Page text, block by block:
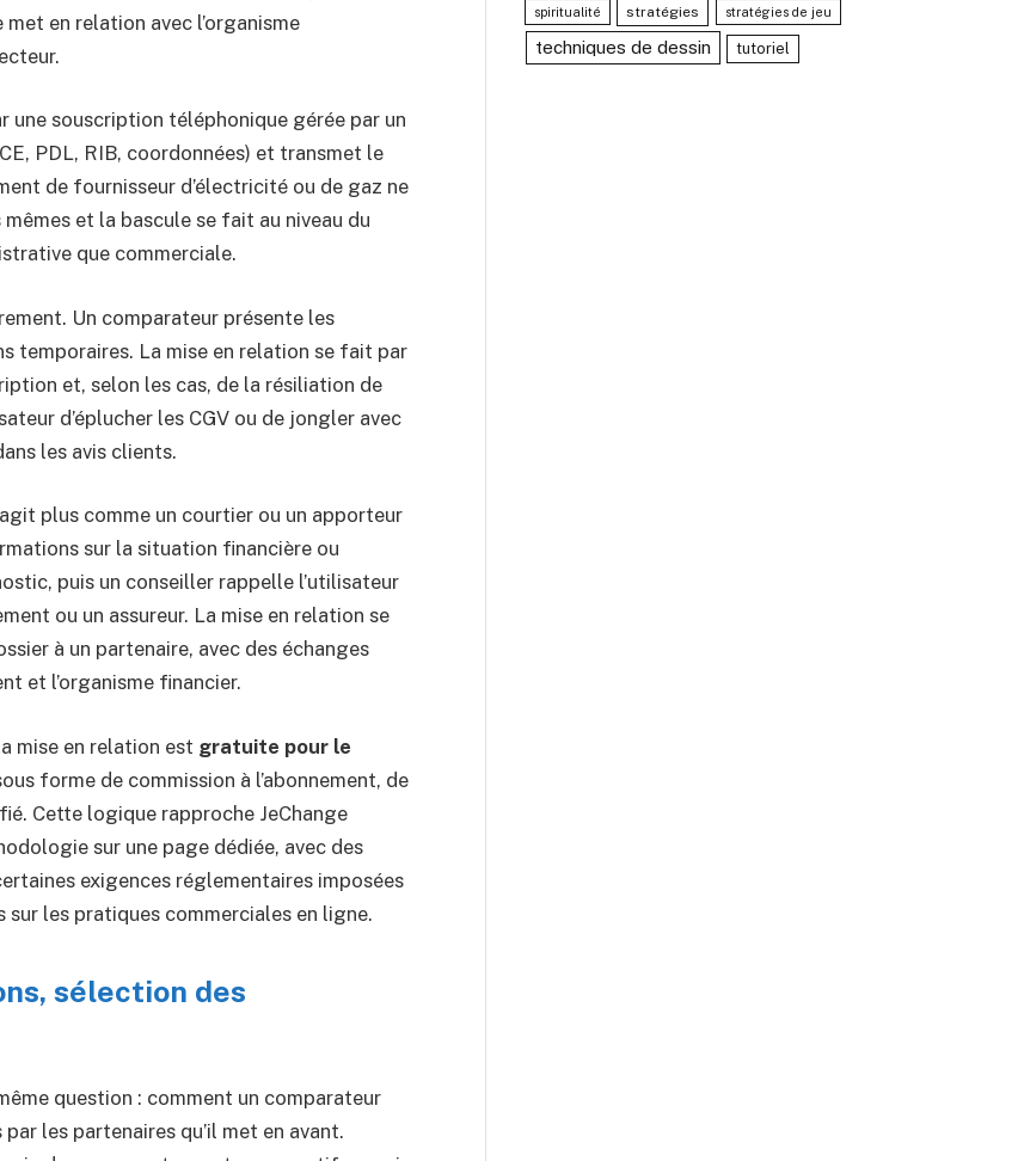
en relation avec l’organisme
une souscription téléphonique gérée par un
PDL, RIB, coordonnées) et transmet le
de fournisseur d’électricité ou de gaz ne
et la bascule se fait au niveau du
que commerciale.
Un comparateur présente les
temporaires. La mise en relation se fait par
et, selon les cas, de la résiliation de
d’éplucher les CGV ou de jongler avec
les avis clients.
plus comme un courtier ou un apporteur
sur la situation financière ou
puis un conseiller rappelle l’utilisateur
ou un assureur. La mise en relation se
à un partenaire, avec des échanges
et l’organisme financier.
mise en relation est gratuite pour le
forme de commission à l’abonnement, de
Cette logique rapproche JeChange
sur une page dédiée, avec des
exigences réglementaires imposées
les pratiques commerciales en ligne.
sélection des
question : comment un comparateur
les partenaires qu’il met en avant.
spiritualité stratégies stratégies de jeu
techniques de dessin tutoriel